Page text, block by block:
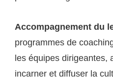
Accompagnement du
programmes de
les équipes dirigeantes,
incarner et diffuser la